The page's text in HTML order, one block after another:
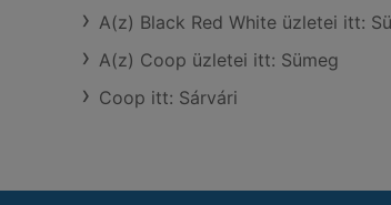
A(z) Black Red White üzletei itt:
A(z) Coop üzletei itt: Sümeg
Coop itt: Sárvári